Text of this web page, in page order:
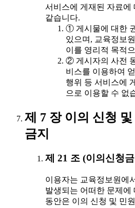
서비스에 게재된 자료에
같습니다.
① 게시물에 대한
있으며, 교육정보
이를 영리적 목적
② 게시자의 사전
비스를 이용하여
행위 등 서비스에
으로 이용할 수 없
제 7 장 이의 신청
금지
제 21 조 (이의신청
이용자는 교육정보원에
발생되는 어떠한 문제에
동안은 이의 신청 및 민